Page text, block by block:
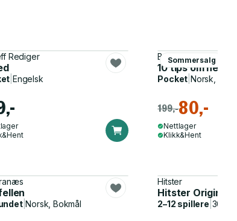
solens røde stråler
Rediger
Engelsk
Sommersalg
Bertil Marklund,
10 tips om helse
Pocket |Norsk,
199,-80,-
Nettlager
Klikk&Hent
|Norsk, Bokmål
Hitster
Hitster Original
2–12 spillere